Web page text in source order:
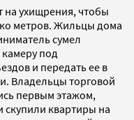
на ухищрения, чтобы
метров. Жильцы дома
сумел
под
и передать ее в
Владельцы торговой
первым этажом,
скупили квартиры на